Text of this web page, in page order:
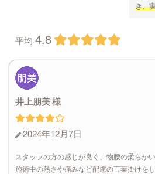
き、
平均 4.8
井上朋美
2024年12月7日
スタッフの方の感じが良く、物腰の柔らか
施術中の熱さや痛みなど配慮の言葉掛けを